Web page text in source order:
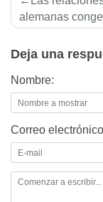
dealemanas
Deja una
Nombre:
Correo